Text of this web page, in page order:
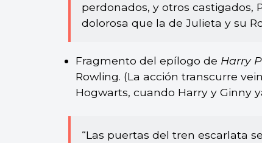
perdonados, y otros castigados,
dolorosa que la de Julieta y su
Fragmento del epílogo de Harry
Rowling. (La acción transcurre
Hogwarts, cuando Harry y Ginny
“Las puertas del tren escarlata